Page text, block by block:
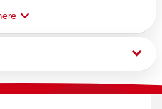
med Build-A-Bear Freshly
med grønne kanter vækker
keyboard_arrow_down